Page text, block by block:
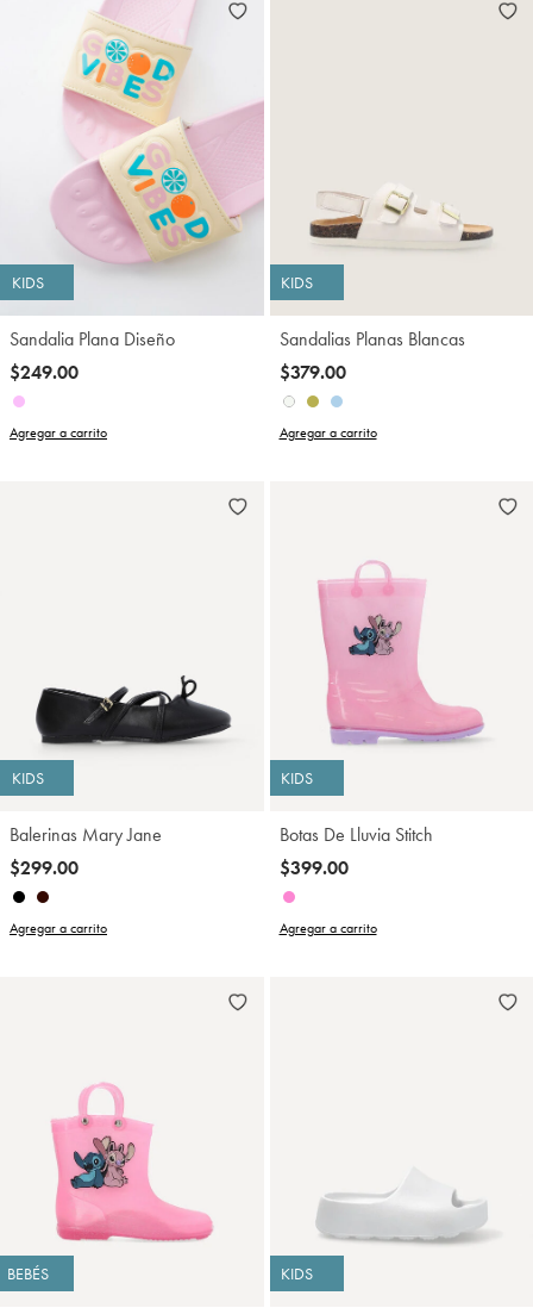
KIDS
Sandalia Plana Diseño
$249.00
Agregar a carrito
KIDS
Sandalias Planas Blancas
$379.00
Agregar a carrito
KIDS
Balerinas Mary Jane
$299.00
Agregar a carrito
KIDS
Botas De Lluvia Stitch
$399.00
Agregar a carrito
BEBÉS KIDS